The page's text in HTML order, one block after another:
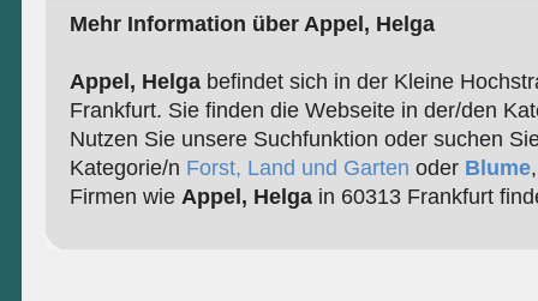
Mehr Information über Appel, Helga
Appel, Helgabefindet sich in der Kleine
Frankfurt. Sie finden die Webseite in der/den
Nutzen Sie unsere Suchfunktion oder suchen
Kategorie/n Forst, Land und Garten oder Blume
Firmen wie Appel, Helgain 60313 Frankfurt